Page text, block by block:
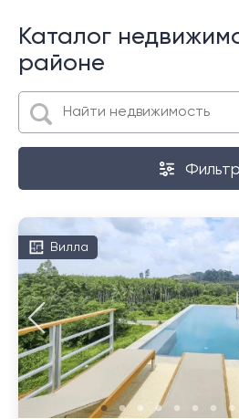
Каталог
районе
Вилла